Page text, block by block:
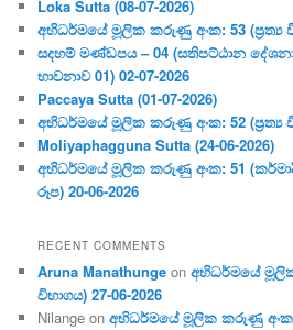
Loka Sutta (08-07-2026)
අභිධර්මයේ මූලික කරුණු අංක: 53 (ප්‍ර‍ත්‍ය
සදහම් මණ්ඩපය – 04 (සතිපට්ඨාන
භාවනාව 01) 02-07-2026
Paccaya Sutta (01-07-2026)
අභිධර්මයේ මූලික කරුණු අංක: 52 (ප්‍ර‍ත්‍ය
Moliyaphagguna Sutta (24-06-2026)
අභිධර්මයේ මූලික කරුණු අංක: 51
රූප) 20-06-2026
RECENT COMMENTS
Aruna Manathunge onඅභිධර්මයේ
විභාගය) 27-06-2026
Nilange onඅභිධර්මයේ මූලික කරුණු අංක: